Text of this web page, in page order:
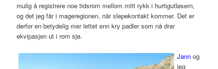
mulig å registrere noe tidsrom mellom mitt rykk i hurtigutløsern,
og det jeg får i mageregionen, når slepekontakt kommer. Det er
derfor en betydelig mer lettet enn kry padler som nå drar
ekvipasjen ut i rom sjø.
Jann og
jeg